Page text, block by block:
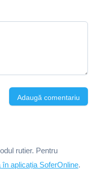
Adaugă comentariu
rutier. Pentru
în aplicația SoferOnline.